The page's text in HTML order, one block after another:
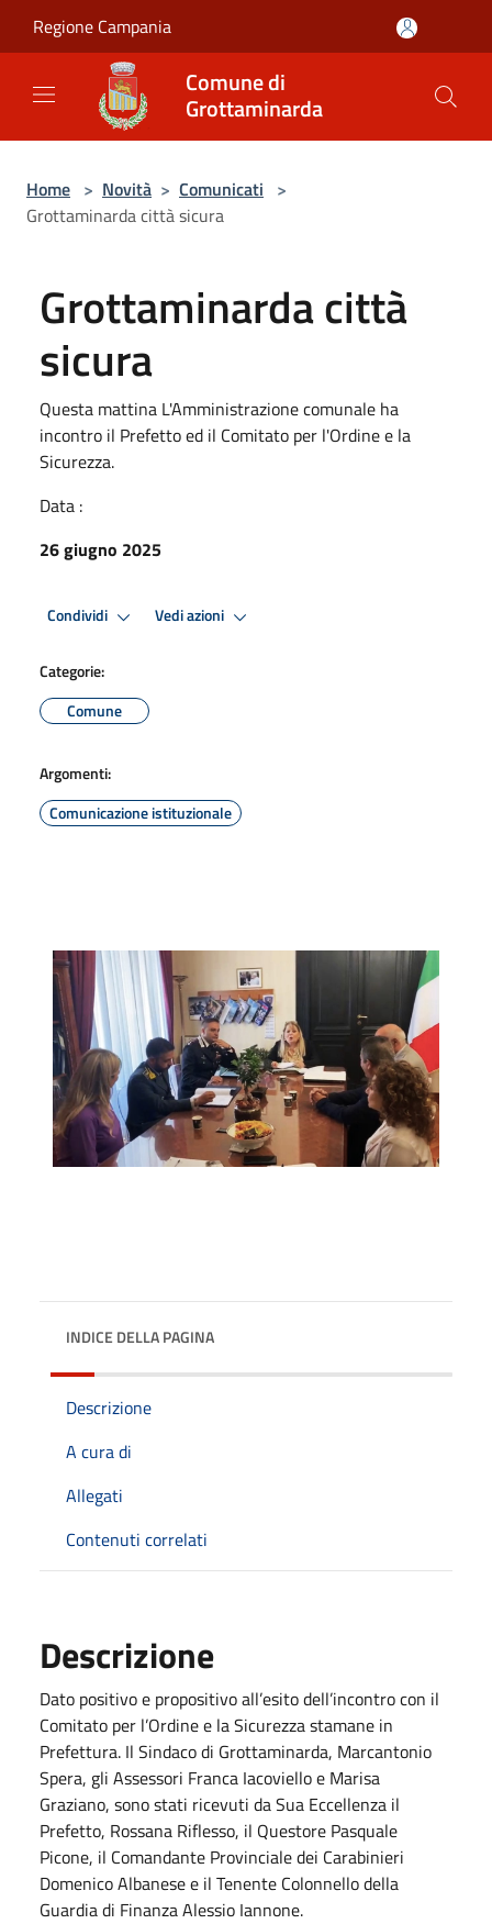
Regione Campania
Comune di
Grottaminarda
Home > Novità > Comunicati >
Grottaminarda città sicura
Grottaminarda città
sicura
Questa mattina L'Amministrazione comunale ha
incontro il Prefetto ed il Comitato per l'Ordine e la
Sicurezza.
Data :
26 giugno 2025
Condividi Vedi azioni
Categorie:
Comune
Argomenti:
Comunicazione istituzionale
INDICE DELLA PAGINA
Descrizione
A cura di
Allegati
Contenuti correlati
Descrizione
Dato positivo e propositivo all’esito dell’incontro con il
Comitato per l’Ordine e la Sicurezza stamane in
Prefettura. Il Sindaco di Grottaminarda, Marcantonio
Spera, gli Assessori Franca Iacoviello e Marisa
Graziano, sono stati ricevuti da Sua Eccellenza il
Prefetto, Rossana Riflesso, il Questore Pasquale
Picone, il Comandante Provinciale dei Carabinieri
Domenico Albanese e il Tenente Colonnello della
Guardia di Finanza Alessio Iannone.